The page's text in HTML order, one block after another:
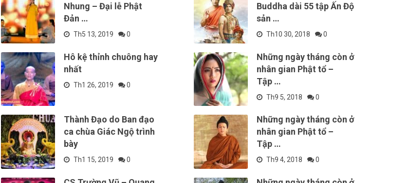
Nhung – Đại lễ Phật
Đản …
Th5 13, 2019 0
Hô kệ thỉnh chuông hay
nhất
Th1 26, 2019 0
Thành Đạo do Ban đạo
ca chùa Giác Ngộ trình
bày
Th1 15, 2019 0
Buddha dài 55 tập Ấn Độ
sản …
Th10 30, 2018 0
Những ngày tháng còn ở
nhân gian Phật tổ –
Tập …
Th9 5, 2018 0
Những ngày tháng còn ở
nhân gian Phật tổ –
Tập …
Th9 4, 2018 0